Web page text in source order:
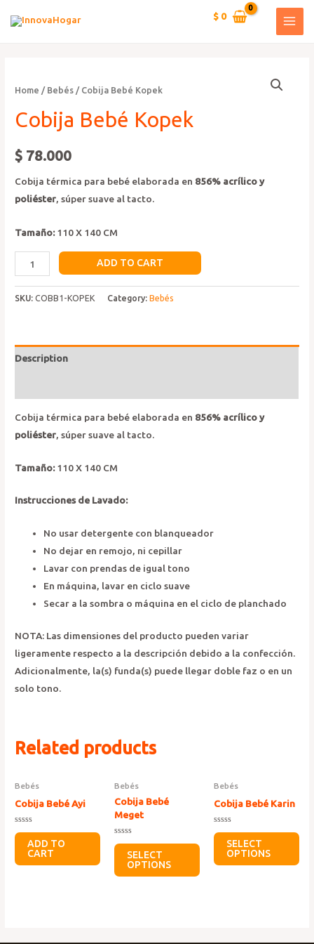
$ 0
Home / Bebés / Cobija Bebé Kopek
Cobija Bebé Kopek
$ 78.000
Cobija térmica para bebé elaborada en 856% acrílico y
poliéster, súper suave al tacto.
Tamaño:110 X 140 CM
Cobija
Bebé
Kopek
ADD TO CART
SKU:COBB1-KOPEK Category:Bebés
Description
Cobija térmica para bebé elaborada en 856% acrílico y
poliéster, súper suave al tacto.
Tamaño:110 X 140 CM
Instrucciones de Lavado:
No usar detergente con blanqueador
No dejar en remojo, ni cepillar
Lavar con prendas de igual tono
En máquina, lavar en ciclo suave
Secar a la sombra o máquina en el ciclo de planchado
NOTA: Las dimensiones del producto pueden variar
ligeramente respecto a la descripción debido a la confección.
Adicionalmente, la(s) funda(s) puede llegar doble faz o en un
solo tono.
Related products
Bebés
Cobija Bebé Ayi
Rated
0
5
ADD TO
CART
Bebés
Cobija Bebé
Meget
Rated
0
5
SELECT
OPTIONS
Bebés
Cobija Bebé Karin
Rated
0
5
SELECT
OPTIONS